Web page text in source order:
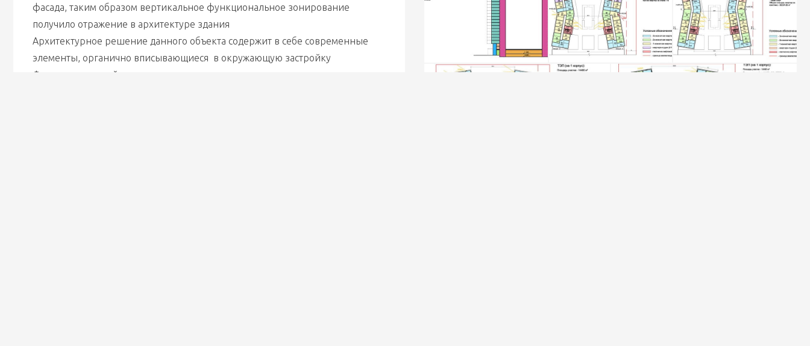
фасада, таким образом вертикальное функциональное зонирование
получило отражение в архитектуре здания
Архитектурное решение данного объекта содержит в себе современные
элементы, органично вписывающиеся  в окружающую застройку
Фрунзенского района.